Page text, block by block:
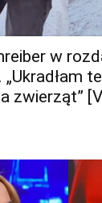
w
zwierząt”